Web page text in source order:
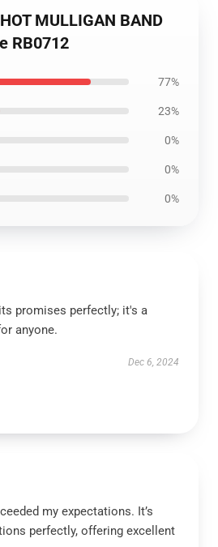
MULLIGAN BAND
RB0712
77%
23%
0%
0%
0%
promises perfectly; it's a
anyone.
Dec 6, 2024
my expectations. It’s
perfectly, offering excellent